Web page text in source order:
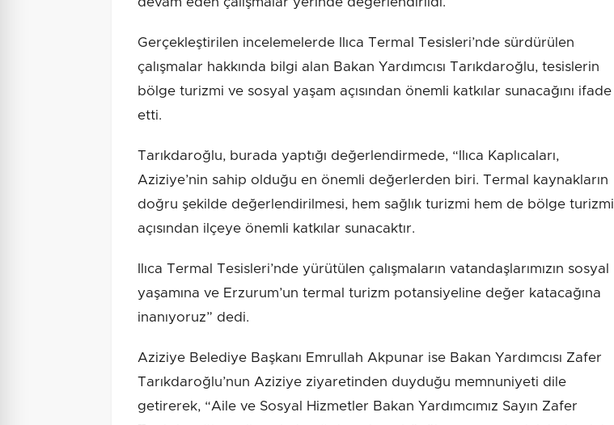
Gerçekleştirilen incelemelerde Ilıca Termal Tesisleri’nde sürdürülen
çalışmalar hakkında bilgi alan Bakan Yardımcısı Tarıkdaroğlu, tesislerin
bölge turizmi ve sosyal yaşam açısından önemli katkılar sunacağını ifade
etti.
Tarıkdaroğlu, burada yaptığı değerlendirmede, “Ilıca Kaplıcaları,
Aziziye’nin sahip olduğu en önemli değerlerden biri. Termal kaynakların
doğru şekilde değerlendirilmesi, hem sağlık turizmi hem de bölge turizmi
açısından ilçeye önemli katkılar sunacaktır.
Ilıca Termal Tesisleri’nde yürütülen çalışmaların vatandaşlarımızın sosyal
yaşamına ve Erzurum’un termal turizm potansiyeline değer katacağına
inanıyoruz” dedi.
Aziziye Belediye Başkanı Emrullah Akpunar ise Bakan Yardımcısı Zafer
Tarıkdaroğlu’nun Aziziye ziyaretinden duyduğu memnuniyeti dile
getirerek, “Aile ve Sosyal Hizmetler Bakan Yardımcımız Sayın Zafer